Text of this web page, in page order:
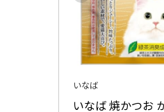
いなば
いなば 焼かつお